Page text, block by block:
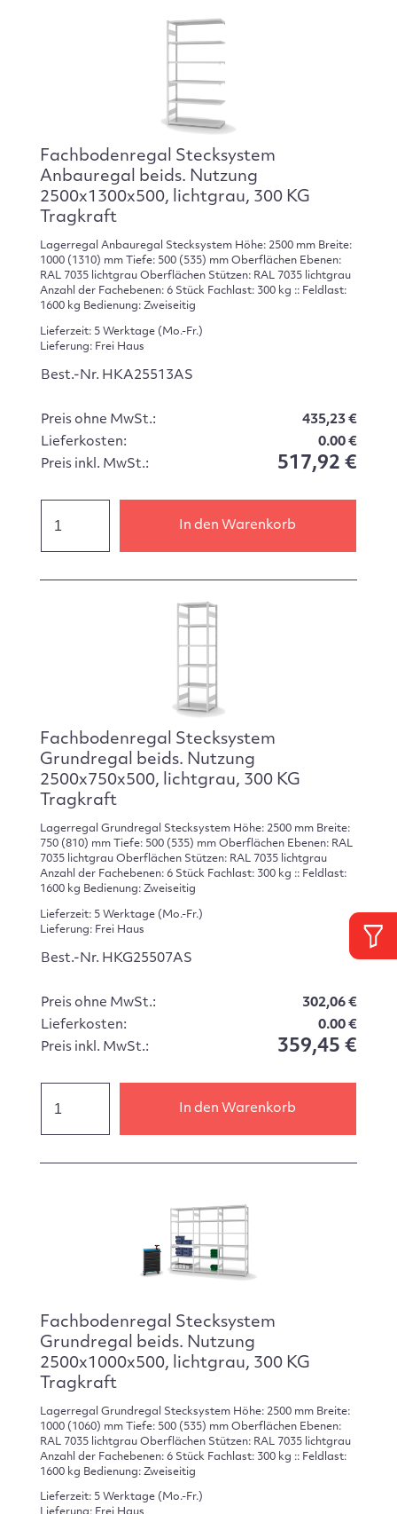
Fachbodenregal Stecksystem
Anbauregal beids. Nutzung
2500x1300x500, lichtgrau, 300 KG
Tragkraft
Lagerregal Anbauregal Stecksystem Höhe: 2500 mm Breite:
1000 (1310) mm Tiefe: 500 (535) mm Oberflächen Ebenen:
RAL 7035 lichtgrau Oberflächen Stützen: RAL 7035 lichtgrau
Anzahl der Fachebenen: 6 Stück Fachlast: 300 kg :: Feldlast:
1600 kg Bedienung: Zweiseitig
Lieferzeit: 5 Werktage (Mo.-Fr.)
Lieferung: Frei Haus
Best.-Nr. HKA25513AS
Preis ohne MwSt.:
435,23 €
Lieferkosten:
0.00 €
Preis inkl. MwSt.:
517,92 €
In den Warenkorb
Fachbodenregal Stecksystem
Grundregal beids. Nutzung
2500x750x500, lichtgrau, 300 KG
Tragkraft
Lagerregal Grundregal Stecksystem Höhe: 2500 mm Breite:
750 (810) mm Tiefe: 500 (535) mm Oberflächen Ebenen: RAL
7035 lichtgrau Oberflächen Stützen: RAL 7035 lichtgrau
Anzahl der Fachebenen: 6 Stück Fachlast: 300 kg :: Feldlast:
1600 kg Bedienung: Zweiseitig
Lieferzeit: 5 Werktage (Mo.-Fr.)
Lieferung: Frei Haus
Best.-Nr. HKG25507AS
Preis ohne MwSt.:
302,06 €
Lieferkosten:
0.00 €
Preis inkl. MwSt.:
359,45 €
In den Warenkorb
Fachbodenregal Stecksystem
Grundregal beids. Nutzung
2500x1000x500, lichtgrau, 300 KG
Tragkraft
Lagerregal Grundregal Stecksystem Höhe: 2500 mm Breite:
1000 (1060) mm Tiefe: 500 (535) mm Oberflächen Ebenen:
RAL 7035 lichtgrau Oberflächen Stützen: RAL 7035 lichtgrau
Anzahl der Fachebenen: 6 Stück Fachlast: 300 kg :: Feldlast:
1600 kg Bedienung: Zweiseitig
Lieferzeit: 5 Werktage (Mo.-Fr.)